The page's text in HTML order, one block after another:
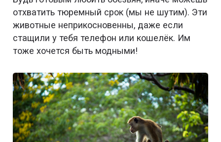
отхватить тюремный срок (мы не шутим). Эти
животные неприкосновенны, даже если
стащили у тебя телефон или кошелёк. Им
тоже хочется быть модными!